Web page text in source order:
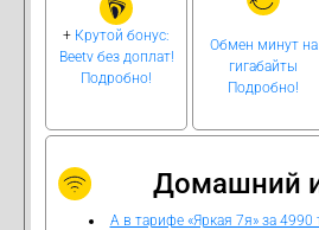
+ Крутой бонус:
Beetv без доплат!
Подробно!
Обмен минут на
гигабайты
Подробно!
Домашний
А в тарифе «Яркая 7я» за